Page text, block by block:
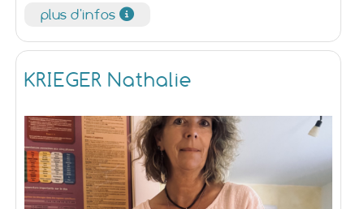
plus d'infos
KRIEGER Nathalie